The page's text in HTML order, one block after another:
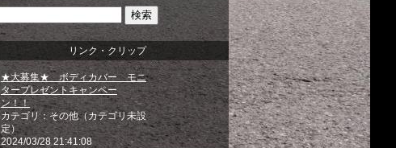
リンク・クリップ
★大募集★ ボディカバー モニ
タープレゼントキャンペー
ン！！
カテゴリ：その他（カテゴリ未設
定）
2024/03/28 21:41:08